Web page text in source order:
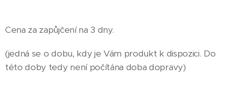
Cena za zapůjčení na 3 dny.
(jedná se o dobu, kdy je Vám produkt k dispozici. Do
této doby tedy není počítána doba dopravy)